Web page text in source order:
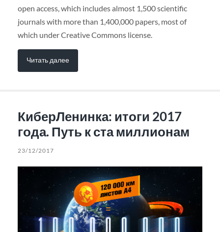
open access, which includes almost 1,500 scientific
journals with more than 1,400,000 papers, most of
which under Creative Commons license.
Читать далее
КиберЛенинка: итоги 2017
года. Путь к ста миллионам
23/12/2017